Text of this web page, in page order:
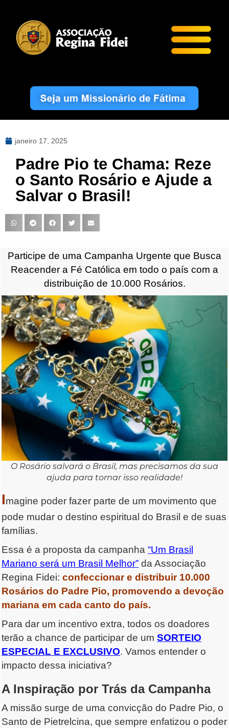
janeiro 17, 2025
Padre Pio te Chama: Reze
o Santo Rosário e Ajude a
Salvar o Brasil!
Participe de uma Campanha Urgente que Busca
Reacender a Fé Católica em todo o país com a
distribuição de 10.000 Rosários.
O Rosário salvará o Brasil, mas precisamos da sua
ajuda para tornar isso realidade!
Imagine poder fazer parte de um movimento que
pode mudar o destino espiritual do Brasil e de suas
famílias.
Essa é a proposta da campanha “Um Brasil
Mariano será um Brasil Melhor” da Associação
Regina Fidei: confeccionar e distribuir 10.000
Rosários do Padre Pio, promovendo a devoção
mariana em cada canto do país.
Para dar um incentivo extra, todos os doadores
terão a chance de participar de um SORTEIO
ESPECIAL E EXCLUSIVO. Vamos entender o
impacto dessa iniciativa?
A Inspiração por Trás da Campanha
A missão surge de uma convicção do Padre Pio, o
Santo de Pietrelcina, que sempre enfatizou o poder